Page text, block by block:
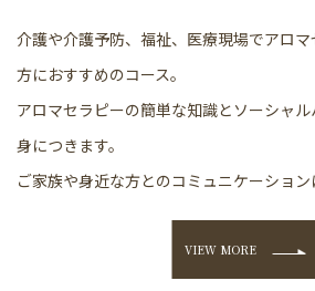
介護や介護予防、福祉、医療現場でアロ
方におすすめのコース。
アロマセラピーの簡単な知識とソーシャ
身につきます。
ご家族や身近な方とのコミュニケーション
VIEW MORE